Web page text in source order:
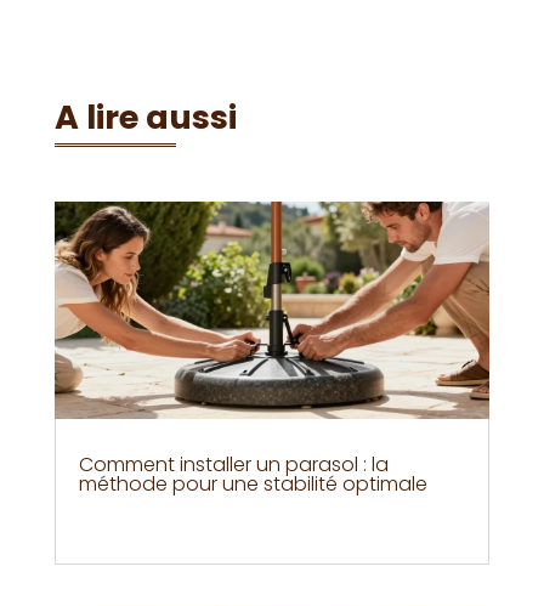
A lire aussi
Comment installer un parasol : la
méthode pour une stabilité optimale